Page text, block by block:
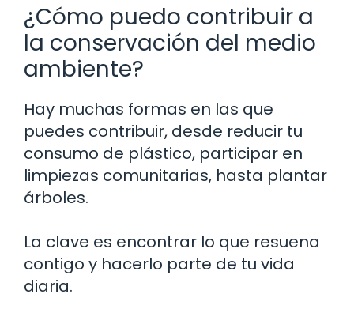
¿Cómo puedo contribuir a
la conservación del medio
ambiente?
Hay muchas formas en las que
puedes contribuir, desde reducir tu
consumo de plástico, participar en
limpiezas comunitarias, hasta plantar
árboles.
La clave es encontrar lo que resuena
contigo y hacerlo parte de tu vida
diaria.